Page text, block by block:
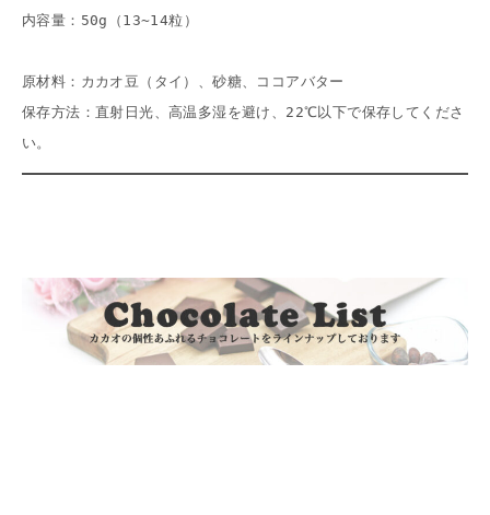
内容量：50g（13~14粒）
原材料：カカオ豆（タイ）、砂糖、ココアバター
保存方法：直射日光、高温多湿を避け、22℃以下で保存してくださ
い。